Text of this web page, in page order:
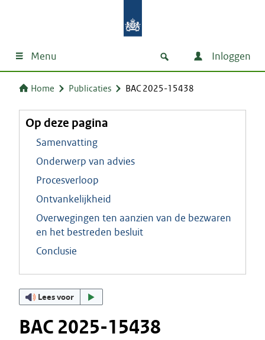
Menu Inloggen
Home Publicaties BAC 2025-15438
Op deze pagina
Samenvatting
Onderwerp van advies
Procesverloop
Ontvankelijkheid
Overwegingen ten aanzien van de bezwaren
en het bestreden besluit
Conclusie
Lees voor
BAC 2025-15438